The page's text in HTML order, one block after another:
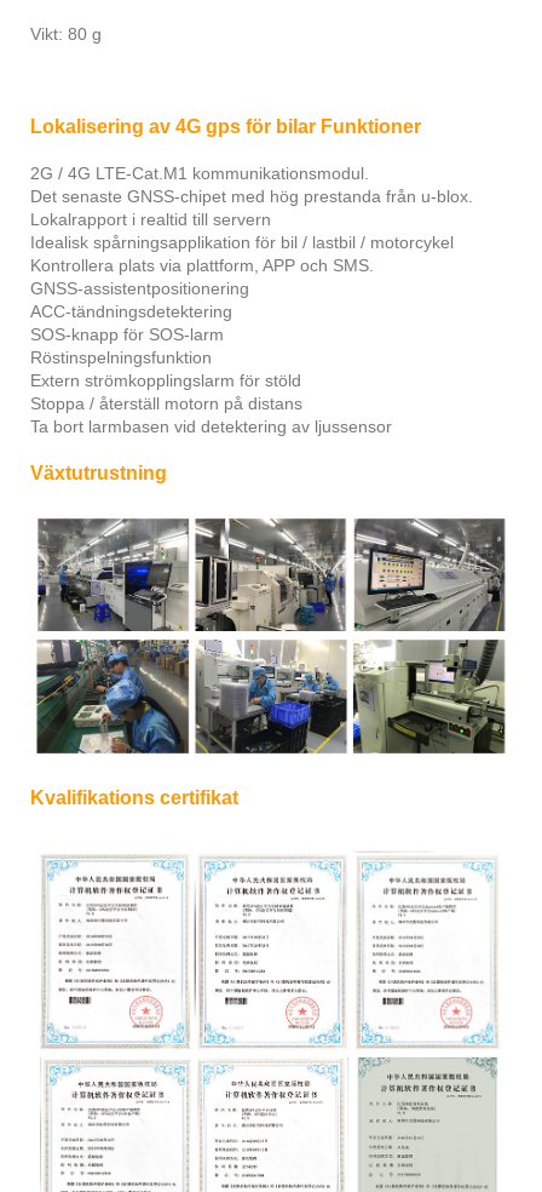
Vikt: 80 g
Lokalisering av 4G gps för bilar Funktioner
2G / 4G LTE-Cat.M1 kommunikationsmodul.
Det senaste GNSS-chipet med hög prestanda från u-blox.
Lokalrapport i realtid till servern
Idealisk spårningsapplikation för bil / lastbil / motorcykel
Kontrollera plats via plattform, APP och SMS.
GNSS-assistentpositionering
ACC-tändningsdetektering
SOS-knapp för SOS-larm
Röstinspelningsfunktion
Extern strömkopplingslarm för stöld
Stoppa / återställ motorn på distans
Ta bort larmbasen vid detektering av ljussensor
Växtutrustning
Kvalifikations certifikat